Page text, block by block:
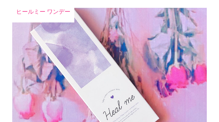
ヒールミー ワンデー